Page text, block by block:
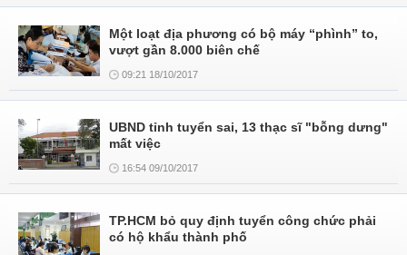
Một loạt địa phương có bộ máy “phình” to,
vượt gần 8.000 biên chế
09:21 18/10/2017
UBND tỉnh tuyển sai, 13 thạc sĩ "bỗng dưng"
mất việc
16:54 09/10/2017
TP.HCM bỏ quy định tuyển công chức phải
có hộ khẩu thành phố